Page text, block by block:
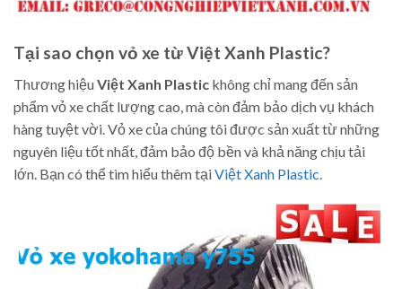
Tại sao chọn vỏ xe từ Việt Xanh Plastic?
Thương hiệuViệt Xanh Plastic không chỉ mang đến sản
phẩm vỏ xe chất lượng cao, mà còn đảm bảo dịch vụ khách
hàng tuyệt vời. Vỏ xe của chúng tôi được sản xuất từ những
nguyên liệu tốt nhất, đảm bảo độ bền và khả năng chịu tải
lớn. Bạn có thể tìm hiểu thêm tạiViệt Xanh Plastic